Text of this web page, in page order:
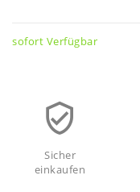
sofort Verfügbar
Sicher
einkaufen